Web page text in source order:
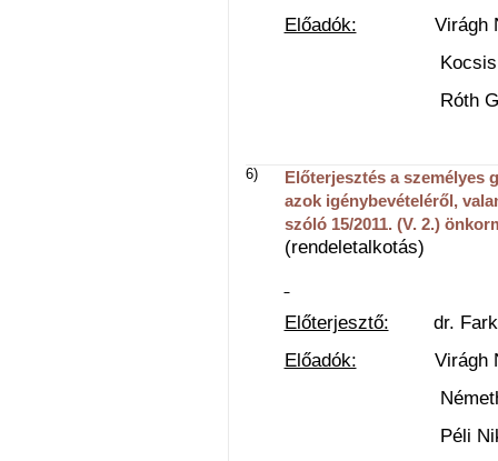
Előadók: Virágh
Kocsis
Róth Gyula
6)
Előterjesztés a személyes
azok igénybevételéről,
szóló 15/2011. (V. 2.)
(rendeletalkotás)
Előterjesztő: dr.
Előadók: Virágh
Németh-Károly
Péli Nikoletta